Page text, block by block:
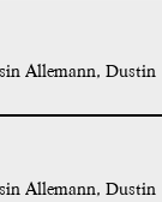
Allemann, Dustin
Allemann, Dustin